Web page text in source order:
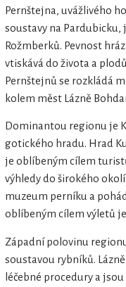
Pernštejna, uvážlivého
soustavy na Pardubicku,
Rožmberků. Pevnost
vtiskává do života a
Pernštejnů se rozkládá
kolem měst Lázně
Dominantou regionu je
gotického hradu. Hrad
je oblíbeným cílem
výhledy do širokého
muzeum perníku a
oblíbeným cílem výletů
Západní polovinu
soustavou rybníků.
léčebné procedury a